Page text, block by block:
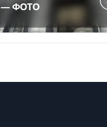
— ФОТО